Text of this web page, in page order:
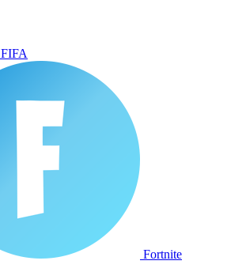
FIFA
Fortnite